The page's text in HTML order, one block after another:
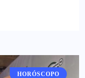
HORÓSCOPO